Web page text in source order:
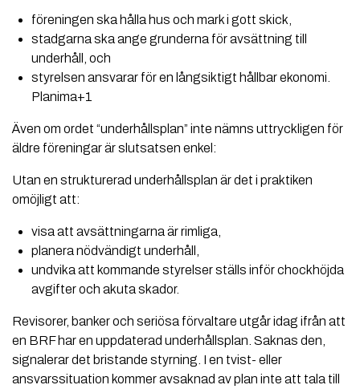
föreningen ska hålla hus och mark i gott skick,
stadgarna ska ange grunderna för avsättning till
underhåll, och
styrelsen ansvarar för en långsiktigt hållbar ekonomi.
Planima+1
Även om ordet “underhållsplan” inte nämns uttryckligen för
äldre föreningar är slutsatsen enkel:
Utan en strukturerad underhållsplan är det i praktiken
omöjligt att:
visa att avsättningarna är rimliga,
planera nödvändigt underhåll,
undvika att kommande styrelser ställs inför chockhöjda
avgifter och akuta skador.
Revisorer, banker och seriösa förvaltare utgår idag ifrån att
en BRF har en uppdaterad underhållsplan. Saknas den,
signalerar det bristande styrning. I en tvist- eller
ansvarssituation kommer avsaknad av plan inte att tala till